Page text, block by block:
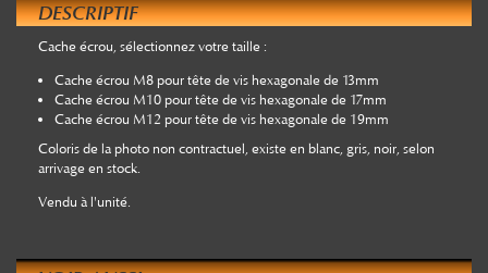
DESCRIPTIF
Cache écrou, sélectionnez votre taille :
Cache écrou M8 pour tête de vis hexagonale de 13mm
Cache écrou M10 pour tête de vis hexagonale de 17mm
Cache écrou M12 pour tête de vis hexagonale de 19mm
Coloris de la photo non contractuel, existe en blanc, gris, noir, selon
arrivage en stock.
Vendu à l'unité.